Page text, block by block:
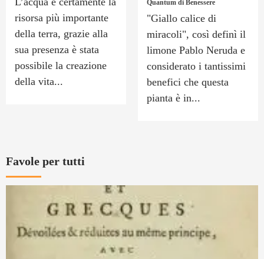
risorsa più importante
della terra, grazie alla
sua presenza è stata
possibile la creazione
della vita...
Quantum di Benessere
"Giallo calice di
miracoli", così definì il
limone Pablo Neruda e
considerato i tantissimi
benefici che questa
pianta è in...
Favole per tutti